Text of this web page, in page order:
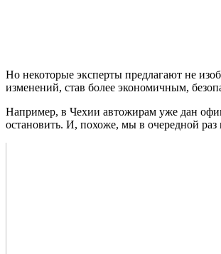
Но некоторые эксперты предлагают не
изменений, став более экономичным,
Например, в Чехии автожирам уже дан
остановить. И, похоже, мы в очередной